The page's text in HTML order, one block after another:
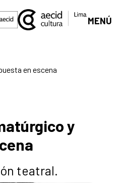
MENÚ
en escena
y
teatral.